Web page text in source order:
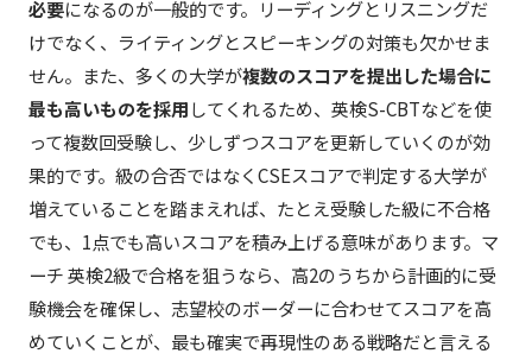
必要になるのが一般的です。リーディングとリスニングだ
けでなく、ライティングとスピーキングの対策も欠かせま
せん。また、多くの大学が複数のスコアを提出した場合に
最も高いものを採用してくれるため、英検S-CBTなどを使
って複数回受験し、少しずつスコアを更新していくのが効
果的です。級の合否ではなくCSEスコアで判定する大学が
増えていることを踏まえれば、たとえ受験した級に不合格
でも、1点でも高いスコアを積み上げる意味があります。マ
ーチ 英検2級で合格を狙うなら、高2のうちから計画的に受
験機会を確保し、志望校のボーダーに合わせてスコアを高
めていくことが、最も確実で再現性のある戦略だと言える